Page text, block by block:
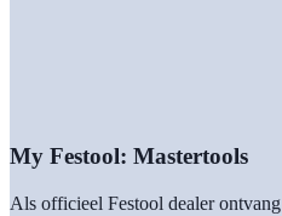
My Festool: Mastertools
Als officieel Festool dealer